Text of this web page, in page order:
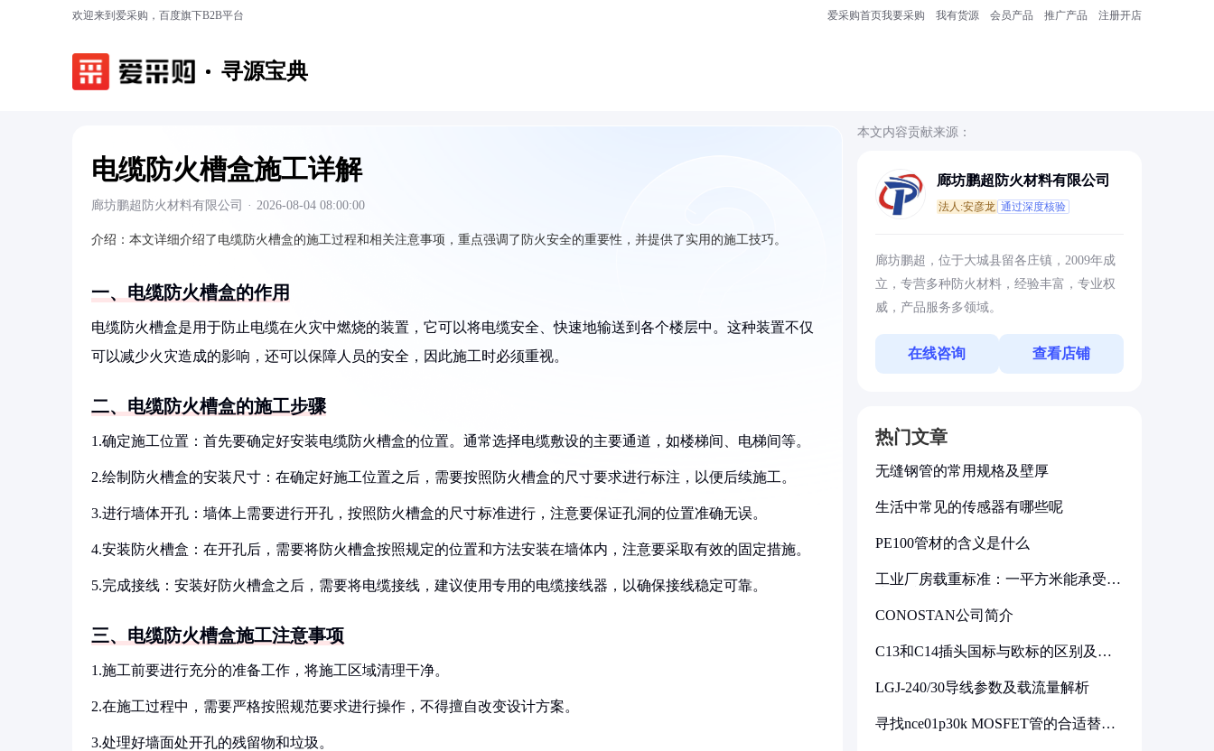
欢迎来到爱采购，百度旗下B2B平台 爱采购首页我要采购 我有货源 会员产品 推广产品 注册开店
寻源宝典
电缆防火槽盒施工详解
廊坊鹏超防火材料有限公司 · 2026-08-04 08:00:00
介绍： 本文详细介绍了电缆防火槽盒的施工过程和相关注意事项，重点强调了防火安全的重要性，并提供了实用的施工技巧。
一、电缆防火槽盒的作用
电缆防火槽盒是用于防止电缆在火灾中燃烧的装置，它可以将电缆安全、快速地输送到各个楼层中。这种装置不仅
可以减少火灾造成的影响，还可以保障人员的安全，因此施工时必须重视。
二、电缆防火槽盒的施工步骤
1.确定施工位置：首先要确定好安装电缆防火槽盒的位置。通常选择电缆敷设的主要通道，如楼梯间、电梯间等。
2.绘制防火槽盒的安装尺寸：在确定好施工位置之后，需要按照防火槽盒的尺寸要求进行标注，以便后续施工。
3.进行墙体开孔：墙体上需要进行开孔，按照防火槽盒的尺寸标准进行，注意要保证孔洞的位置准确无误。
4.安装防火槽盒：在开孔后，需要将防火槽盒按照规定的位置和方法安装在墙体内，注意要采取有效的固定措施。
5.完成接线：安装好防火槽盒之后，需要将电缆接线，建议使用专用的电缆接线器，以确保接线稳定可靠。
三、电缆防火槽盒施工注意事项
1.施工前要进行充分的准备工作，将施工区域清理干净。
2.在施工过程中，需要严格按照规范要求进行操作，不得擅自改变设计方案。
3.处理好墙面处开孔的残留物和垃圾。
本文内容贡献来源：
廊坊鹏超防火材料有限公司
法人:安彦龙 通过深度核验
廊坊鹏超，位于大城县留各庄镇，2009年成
立，专营多种防火材料，经验丰富，专业权
威，产品服务多领域。
在线咨询 查看店铺
热门文章
无缝钢管的常用规格及壁厚
生活中常见的传感器有哪些呢
PE100管材的含义是什么
工业厂房载重标准：一平方米能承受多
CONOSTAN公司简介
C13和C14插头国标与欧标的区别及其
LGJ-240/30导线参数及载流量解析
寻找nce01p30k MOSFET管的合适替代